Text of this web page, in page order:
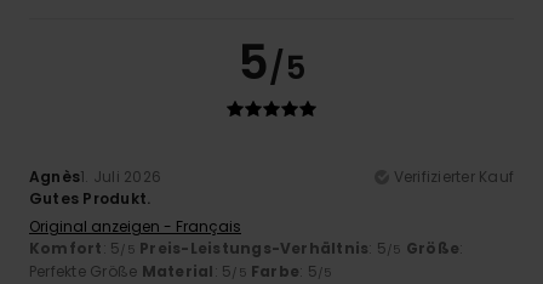
5/5
Agnès1. Juli 2026
Verifizierter Kauf
Gutes Produkt.
Original anzeigen - Français
Komfort: 5/5 Preis-Leistungs-Verhältnis: 5/5 Größe:
Perfekte Größe Material: 5/5 Farbe: 5/5